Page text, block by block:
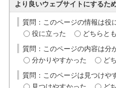
より良いウェブサイトにするた
質問：このページの情報は役
役に立った
どちらと
質問：このページの内容は分
分かりやすかった
ど
質問：このページは見つけや